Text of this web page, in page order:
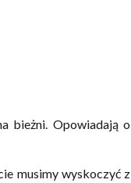
bieżni. Opowiadają o
musimy wyskoczyć z